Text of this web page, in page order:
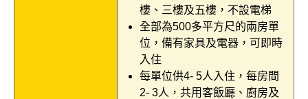
樓、三樓及五樓，不設電梯
全部為500多平方尺的兩房單
位，備有家具及電器，可即時
入住
每單位供4- 5人入住，每房間
2- 3人，共用客飯廳、廚房及